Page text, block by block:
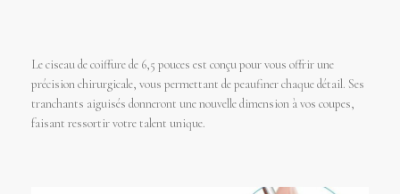
Le ciseau de coiffure de 6,5 pouces est conçu pour vous offrir une
précision chirurgicale, vous permettant de peaufiner chaque détail. Ses
tranchants aiguisés donneront une nouvelle dimension à vos coupes,
faisant ressortir votre talent unique.